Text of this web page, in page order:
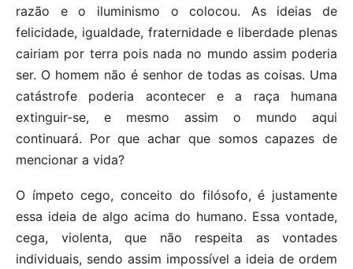
razão e o iluminismo o colocou. As ideias de
felicidade, igualdade, fraternidade e liberdade plenas
cairiam por terra pois nada no mundo assim poderia
ser. O homem não é senhor de todas as coisas. Uma
catástrofe poderia acontecer e a raça humana
extinguir-se, e mesmo assim o mundo aqui
continuará. Por que achar que somos capazes de
mencionar a vida?
O ímpeto cego, conceito do filósofo, é justamente
essa ideia de algo acima do humano. Essa vontade,
cega, violenta, que não respeita as vontades
individuais, sendo assim impossível a ideia de ordem